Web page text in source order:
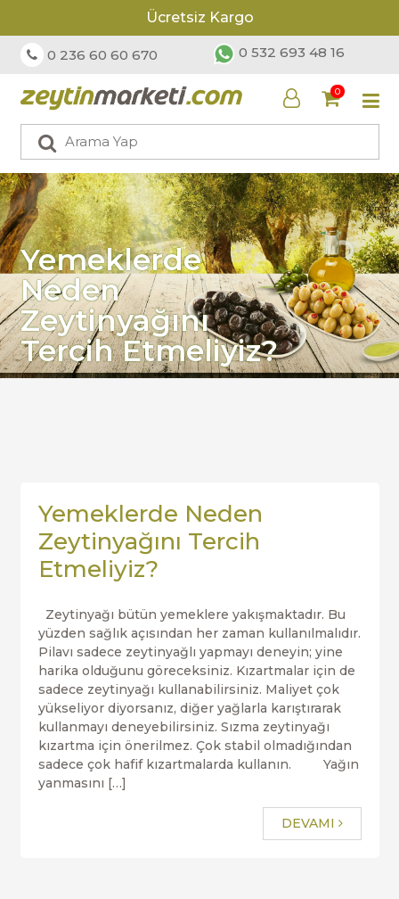
Ücretsiz Kargo
0 236 60 60 670 0 532 693 48 16
0
Yemeklerde
Neden
Zeytinyağını
Tercih Etmeliyiz?
Yemeklerde Neden
Zeytinyağını Tercih
Etmeliyiz?
Zeytinyağı bütün yemeklere yakışmaktadır. Bu
yüzden sağlık açısından her zaman kullanılmalıdır.
Pilavı sadece zeytinyağlı yapmayı deneyin; yine
harika olduğunu göreceksiniz. Kızartmalar için de
sadece zeytinyağı kullanabilirsiniz. Maliyet çok
yükseliyor diyorsanız, diğer yağlarla karıştırarak
kullanmayı deneyebilirsiniz. Sızma zeytinyağı
kızartma için önerilmez. Çok stabil olmadığından
sadece çok hafif kızartmalarda kullanın. Yağın
yanmasını […]
DEVAMI